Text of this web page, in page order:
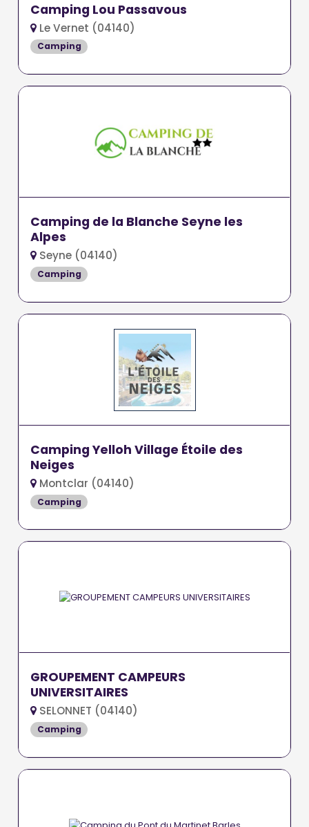
Camping Lou Passavous
Le Vernet (04140)
Camping
Camping de la Blanche Seyne les
Alpes
Seyne (04140)
Camping
Camping Yelloh Village Étoile des
Neiges
Montclar (04140)
Camping
GROUPEMENT CAMPEURS
UNIVERSITAIRES
SELONNET (04140)
Camping